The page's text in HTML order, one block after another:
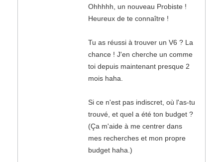
Ohhhhh, un nouveau Probiste !
Heureux de te connaître !
Tu as réussi à trouver un V6 ? La
chance ! J'en cherche un comme
toi depuis maintenant presque 2
mois haha.
Si ce n'est pas indiscret, où l'as-tu
trouvé, et quel a été ton budget ?
(Ça m'aide à me centrer dans
mes recherches et mon propre
budget haha.)